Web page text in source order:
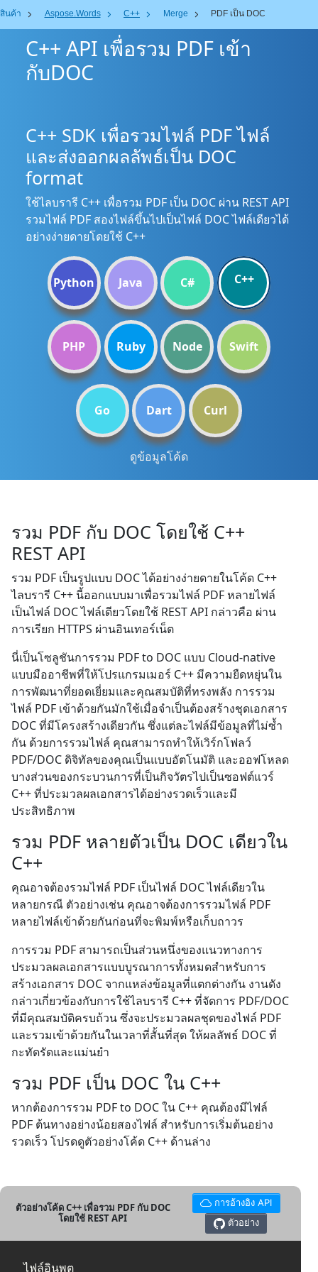
สินค้า Aspose.Words C++ Merge PDF เป็น DOC
C++ API เพื่อรวม PDF เข้า
กับDOC
C++ SDK เพื่อรวมไฟล์ PDF ไฟล์
และส่งออกผลลัพธ์เป็น DOC
format
ใช้ไลบรารี C++ เพื่อรวม PDF เป็น DOC ผ่าน REST API
รวมไฟล์ PDF สองไฟล์ขึ้นไปเป็นไฟล์ DOC ไฟล์เดียวได้
อย่างง่ายดายโดยใช้ C++
Python Java C# C++
PHP Ruby Node Swift
Go Dart Curl
ดูข้อมูลโค้ด
รวม PDF กับ DOC โดยใช้ C++
REST API
รวม PDF เป็นรูปแบบ DOC ได้อย่างง่ายดายในโค้ด C++
ไลบรารี C++ นี้ออกแบบมาเพื่อรวมไฟล์ PDF หลายไฟล์
เป็นไฟล์ DOC ไฟล์เดียวโดยใช้ REST API กล่าวคือ ผ่าน
การเรียก HTTPS ผ่านอินเทอร์เน็ต
นี่เป็นโซลูชันการรวม PDF to DOC แบบ Cloud-native
แบบมืออาชีพที่ให้โปรแกรมเมอร์ C++ มีความยืดหยุ่นใน
การพัฒนาที่ยอดเยี่ยมและคุณสมบัติที่ทรงพลัง การรวม
ไฟล์ PDF เข้าด้วยกันมักใช้เมื่อจำเป็นต้องสร้างชุดเอกสาร
DOC ที่มีโครงสร้างเดียวกัน ซึ่งแต่ละไฟล์มีข้อมูลที่ไม่ซ้ำ
กัน ด้วยการรวมไฟล์ คุณสามารถทำให้เวิร์กโฟลว์
PDF/DOC ดิจิทัลของคุณเป็นแบบอัตโนมัติ และออฟโหลด
บางส่วนของกระบวนการที่เป็นกิจวัตรไปเป็นซอฟต์แวร์
C++ ที่ประมวลผลเอกสารได้อย่างรวดเร็วและมี
ประสิทธิภาพ
รวม PDF หลายตัวเป็น DOC เดียวใน
C++
คุณอาจต้องรวมไฟล์ PDF เป็นไฟล์ DOC ไฟล์เดียวใน
หลายกรณี ตัวอย่างเช่น คุณอาจต้องการรวมไฟล์ PDF
หลายไฟล์เข้าด้วยกันก่อนที่จะพิมพ์หรือเก็บถาวร
การรวม PDF สามารถเป็นส่วนหนึ่งของแนวทางการ
ประมวลผลเอกสารแบบบูรณาการทั้งหมดสำหรับการ
สร้างเอกสาร DOC จากแหล่งข้อมูลที่แตกต่างกัน งานดัง
กล่าวเกี่ยวข้องกับการใช้ไลบรารี C++ ที่จัดการ PDF/DOC
ที่มีคุณสมบัติครบถ้วน ซึ่งจะประมวลผลชุดของไฟล์ PDF
และรวมเข้าด้วยกันในเวลาที่สั้นที่สุด ให้ผลลัพธ์ DOC ที่
กะทัดรัดและแม่นยำ
รวม PDF เป็น DOC ใน C++
หากต้องการรวม PDF to DOC ใน C++ คุณต้องมีไฟล์
PDF ต้นทางอย่างน้อยสองไฟล์ สำหรับการเริ่มต้นอย่าง
รวดเร็ว โปรดดูตัวอย่างโค้ด C++ ด้านล่าง
ตัวอย่างโค้ด C++ เพื่อรวม PDF กับ DOC
โดยใช้ REST API
การอ้างอิง API
ตัวอย่าง
ไฟล์อินพุต